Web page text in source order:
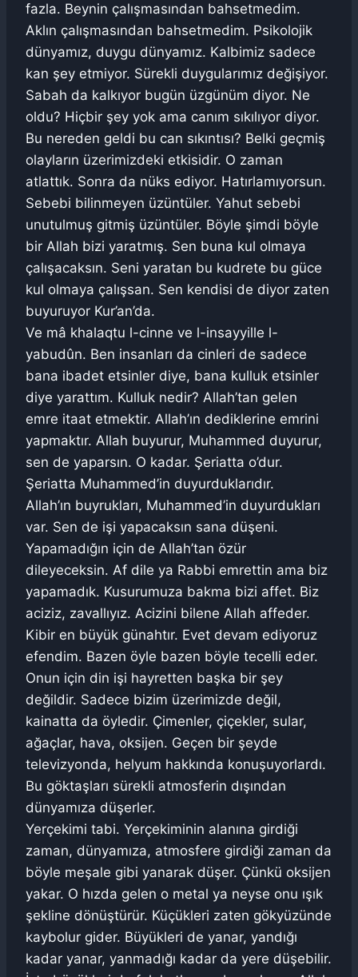
fazla. Beynin çalışmasından bahsetmedim.
Aklın çalışmasından bahsetmedim. Psikolojik
dünyamız, duygu dünyamız. Kalbimiz sadece
kan şey etmiyor. Sürekli duygularımız değişiyor.
Sabah da kalkıyor bugün üzgünüm diyor. Ne
oldu? Hiçbir şey yok ama canım sıkılıyor diyor.
Bu nereden geldi bu can sıkıntısı? Belki geçmiş
olayların üzerimizdeki etkisidir. O zaman
atlattık. Sonra da nüks ediyor. Hatırlamıyorsun.
Sebebi bilinmeyen üzüntüler. Yahut sebebi
unutulmuş gitmiş üzüntüler. Böyle şimdi böyle
bir Allah bizi yaratmış. Sen buna kul olmaya
çalışacaksın. Seni yaratan bu kudrete bu güce
kul olmaya çalışsan. Sen kendisi de diyor zaten
buyuruyor Kur’an’da.
Ve mâ khalaqtu l-cinne ve l-insayyille l-
yabudûn. Ben insanları da cinleri de sadece
bana ibadet etsinler diye, bana kulluk etsinler
diye yarattım. Kulluk nedir? Allah’tan gelen
emre itaat etmektir. Allah’ın dediklerine emrini
yapmaktır. Allah buyurur, Muhammed duyurur,
sen de yaparsın. O kadar. Şeriatta o’dur.
Şeriatta Muhammed’in duyurduklarıdır.
Allah’ın buyrukları, Muhammed’in duyurdukları
var. Sen de işi yapacaksın sana düşeni.
Yapamadığın için de Allah’tan özür
dileyeceksin. Af dile ya Rabbi emrettin ama biz
yapamadık. Kusurumuza bakma bizi affet. Biz
aciziz, zavallıyız. Acizini bilene Allah affeder.
Kibir en büyük günahtır. Evet devam ediyoruz
efendim. Bazen öyle bazen böyle tecelli eder.
Onun için din işi hayretten başka bir şey
değildir. Sadece bizim üzerimizde değil,
kainatta da öyledir. Çimenler, çiçekler, sular,
ağaçlar, hava, oksijen. Geçen bir şeyde
televizyonda, helyum hakkında konuşuyorlardı.
Bu göktaşları sürekli atmosferin dışından
dünyamıza düşerler.
Yerçekimi tabi. Yerçekiminin alanına girdiği
zaman, dünyamıza, atmosfere girdiği zaman da
böyle meşale gibi yanarak düşer. Çünkü oksijen
yakar. O hızda gelen o metal ya neyse onu ışık
şekline dönüştürür. Küçükleri zaten gökyüzünde
kaybolur gider. Büyükleri de yanar, yandığı
kadar yanar, yanmadığı kadar da yere düşebilir.